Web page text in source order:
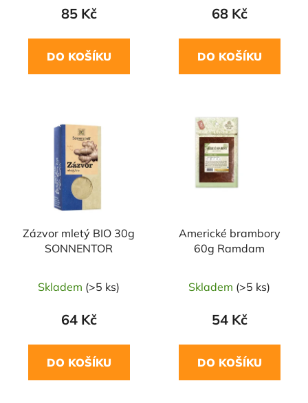
85 Kč
DO KOŠÍKU
68 Kč
DO KOŠÍKU
VOLBA
Zázvor mletý BIO 30g
SONNENTOR
Skladem (>5 ks)
64 Kč
DO KOŠÍKU
Americké brambory
60g Ramdam
Skladem (>5 ks)
54 Kč
DO KOŠÍKU